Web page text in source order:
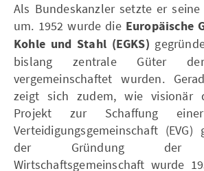
Als Bundeskanzler setzte er
um. 1952 wurde die Europäische
Kohle und Stahl (EGKS)
bislang zentrale Güter der
vergemeinschaftet wurden.
zeigt sich zudem, wie visionär
Projekt zur Schaffung einer
Verteidigungsgemeinschaft
der Gründung der
Wirtschaftsgemeinschaft wurde